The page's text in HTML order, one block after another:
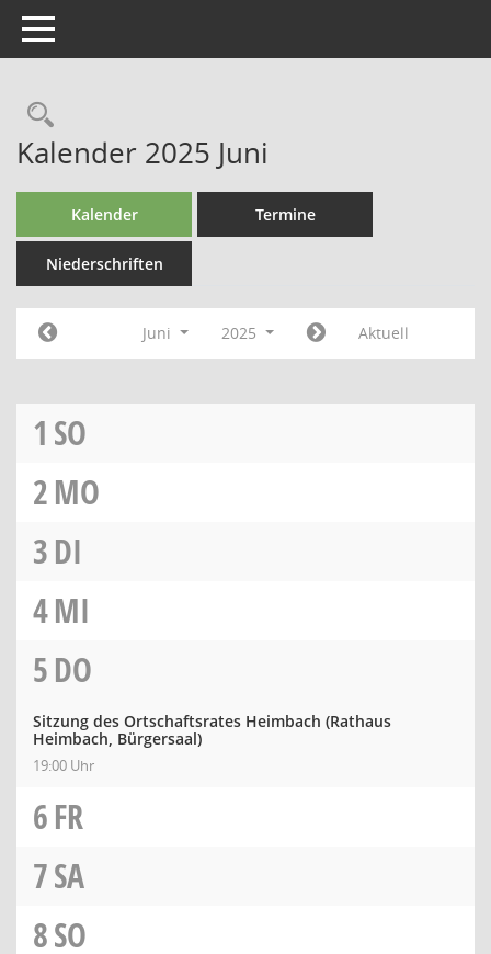
Toggle navigation
Kalender 2025 Juni
Kalender Termine
Niederschriften
Juni 2025 Aktuell
1 SO
2MO
3DI
4MI
5DO
Sitzung des Ortschaftsrates Heimbach (Rathaus
Heimbach, Bürgersaal)
19:00 Uhr
6FR
7SA
8SO